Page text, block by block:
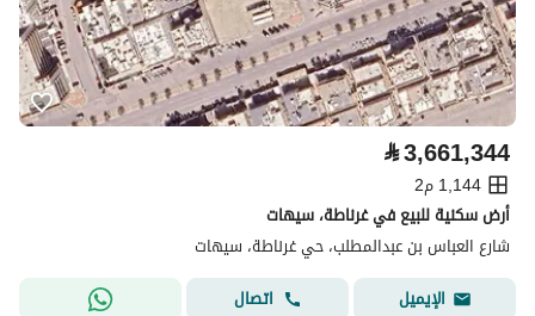
⃁3,661,344
1,144 م2
أرض سكنية للبيع في غرناطة، سيهات
شارع العباس بن عبدالمطلب، حي غرناطة، سيهات
الإيميل
اتصال